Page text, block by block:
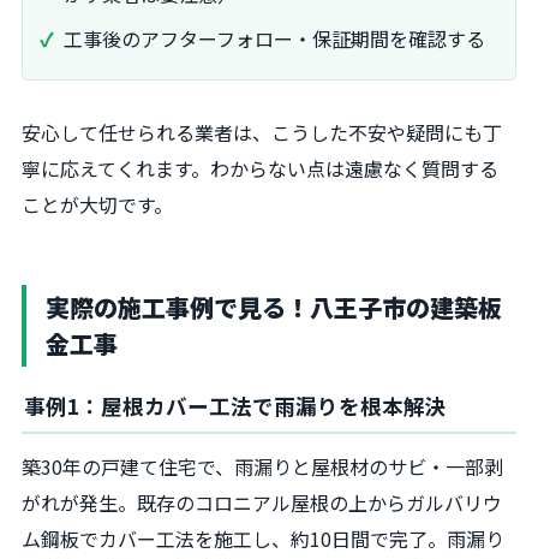
工事後のアフターフォロー・保証期間を確認する
安心して任せられる業者は、こうした不安や疑問にも丁
寧に応えてくれます。わからない点は遠慮なく質問する
ことが大切です。
実際の施工事例で見る！八王子市の建築板
金工事
事例1：屋根カバー工法で雨漏りを根本解決
築30年の戸建て住宅で、雨漏りと屋根材のサビ・一部剥
がれが発生。既存のコロニアル屋根の上からガルバリウ
ム鋼板でカバー工法を施工し、約10日間で完了。雨漏り